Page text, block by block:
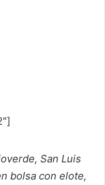
San Luis
bolsa con elote,